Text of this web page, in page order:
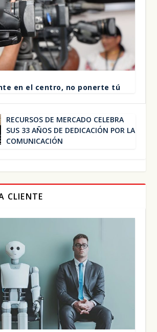
en el cen­tro, no poner­te tú
RECUR­SOS DE MER­CA­DO CELE­BRA
SUS 33 AÑOS DE DEDI­CA­CIÓN POR LA
COMU­NI­CA­CIÓN
CLIENTE